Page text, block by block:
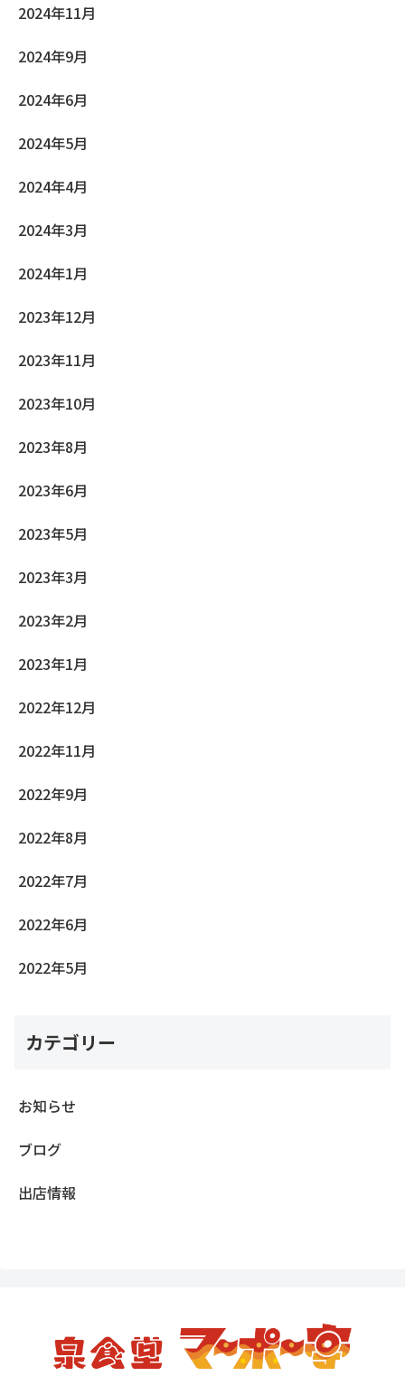
2024年11月
2024年9月
2024年6月
2024年5月
2024年4月
2024年3月
2024年1月
2023年12月
2023年11月
2023年10月
2023年8月
2023年6月
2023年5月
2023年3月
2023年2月
2023年1月
2022年12月
2022年11月
2022年9月
2022年8月
2022年7月
2022年6月
2022年5月
カテゴリー
お知らせ
ブログ
出店情報